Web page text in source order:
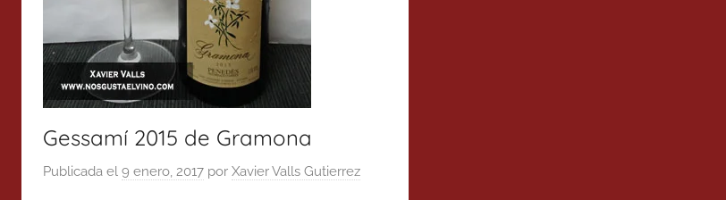
Gessamí 2015 de Gramona
Publicada el 9 enero, 2017 por Xavier Valls Gutierrez